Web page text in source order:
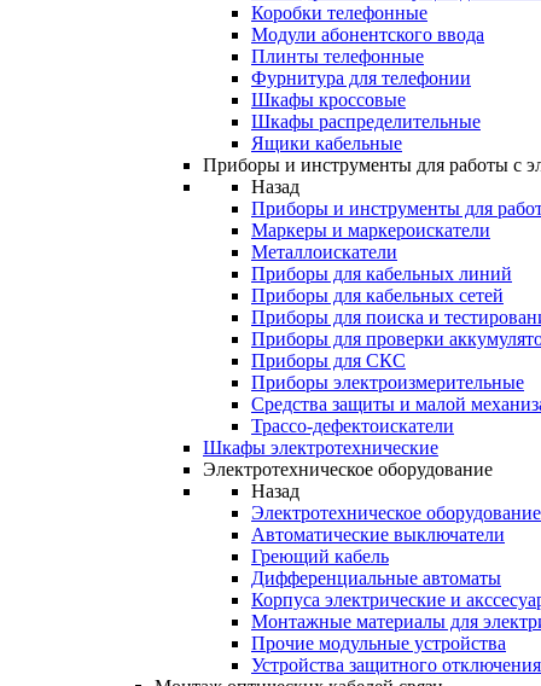
Коробки телефонные
Модули абонентского ввода
Плинты телефонные
Фурнитура для телефонии
Шкафы кроссовые
Шкафы распределительные
Ящики кабельные
Приборы и инструменты для работы с
Назад
Приборы и инструменты для
Маркеры и маркероискатели
Металлоискатели
Приборы для кабельных линий
Приборы для кабельных сетей
Приборы для поиска и
Приборы для проверки
Приборы для СКС
Приборы электроизмерительные
Средства защиты и малой
Трассо-дефектоискатели
Шкафы электротехнические
Электротехническое оборудование
Назад
Электротехническое оборудование
Автоматические выключатели
Греющий кабель
Дифференциальные автоматы
Корпуса электрические и
Монтажные материалы для
Прочие модульные устройства
Устройства защитного